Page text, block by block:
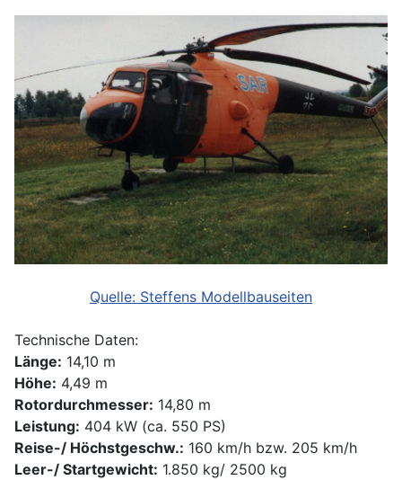
Quelle: Steffens Modellbauseiten
Technische Daten:
Länge: 14,10 m
Höhe: 4,49 m
Rotordurchmesser: 14,80 m
Leistung: 404 kW (ca. 550 PS)
Reise-/ Höchstgeschw.: 160 km/h bzw. 205 km/h
Leer-/ Startgewicht: 1.850 kg/ 2500 kg